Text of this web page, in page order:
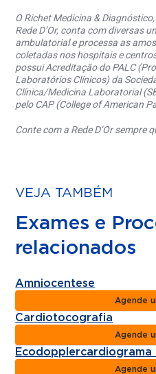
O Richet Medicina &
Rede D’Or, conta com diversas
ambulatorial e processa as
coletadas nos hospitais e
possui Acreditação do PALC
Laboratórios Clínicos) da
Clínica/Medicina Laboratorial
pelo CAP (College of American
Conte com a Rede D’Or sempre
VEJA TAMBÉM
Exames e
relacionados
Amniocentese
Agende
Cardiotocografia
Agende
Ecodopplercardiograma
Agende